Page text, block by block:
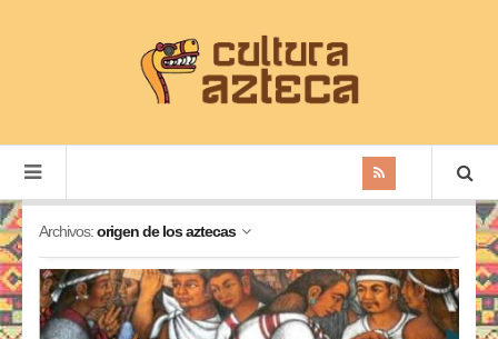
Archivos:origen de los aztecas